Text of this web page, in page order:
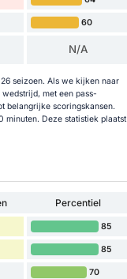
60
N/A
seizoen. Als we kijken naar
met een pass-
belangrijke scoringskansen.
minuten. Deze statistiek plaatst
Percentiel
85
85
70